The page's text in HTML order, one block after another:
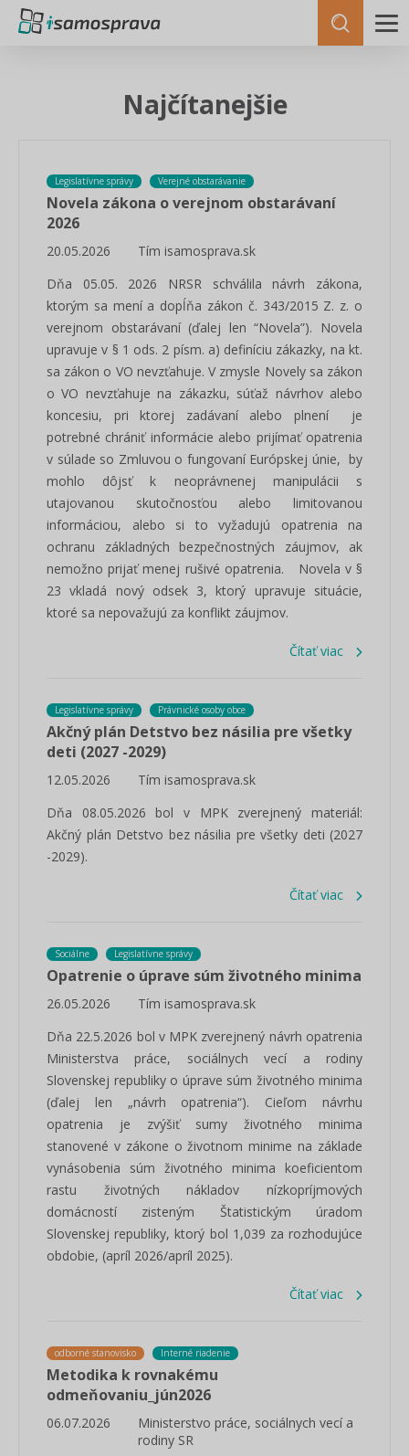
Najčítanejšie
Legislatívne správy Verejné obstarávanie
Novela zákona o verejnom obstarávaní
2026
20.05.2026
Tím isamosprava.sk
Dňa 05.05. 2026 NRSR schválila návrh zákona,
ktorým sa mení a dopĺňa zákon č. 343/2015 Z. z. o
verejnom obstarávaní (ďalej len “Novela”). Novela
upravuje v § 1 ods. 2 písm. a) definíciu zákazky, na kt.
sa zákon o VO nevzťahuje. V zmysle Novely sa zákon
o VO nevzťahuje na zákazku, súťaž návrhov alebo
koncesiu, pri ktorej zadávaní alebo plnení je
potrebné chrániť informácie alebo prijímať opatrenia
v súlade so Zmluvou o fungovaní Európskej únie, by
mohlo dôjsť k neoprávnenej manipulácii s
utajovanou skutočnosťou alebo limitovanou
informáciou, alebo si to vyžadujú opatrenia na
ochranu základných bezpečnostných záujmov, ak
nemožno prijať menej rušivé opatrenia. Novela v §
23 vkladá nový odsek 3, ktorý upravuje situácie,
ktoré sa nepovažujú za konflikt záujmov.
Čítať viac
Legislatívne správy Právnické osoby obce
Akčný plán Detstvo bez násilia pre všetky
deti (2027 -2029)
12.05.2026
Tím isamosprava.sk
Dňa 08.05.2026 bol v MPK zverejnený materiál:
Akčný plán Detstvo bez násilia pre všetky deti (2027
-2029).
Čítať viac
Sociálne Legislatívne správy
Opatrenie o úprave súm životného minima
26.05.2026
Tím isamosprava.sk
Dňa 22.5.2026 bol v MPK zverejnený návrh opatrenia
Ministerstva práce, sociálnych vecí a rodiny
Slovenskej republiky o úprave súm životného minima
(ďalej len „návrh opatrenia“). Cieľom návrhu
opatrenia je zvýšiť sumy životného minima
stanovené v zákone o životnom minime na základe
vynásobenia súm životného minima koeficientom
rastu životných nákladov nízkopríjmových
domácností zisteným Štatistickým úradom
Slovenskej republiky, ktorý bol 1,039 za rozhodujúce
obdobie, (apríl 2026/apríl 2025).
Čítať viac
odborné stanovisko Interné riadenie
Metodika k rovnakému
odmeňovaniu_jún2026
06.07.2026
Ministerstvo práce, sociálnych vecí a
rodiny SR